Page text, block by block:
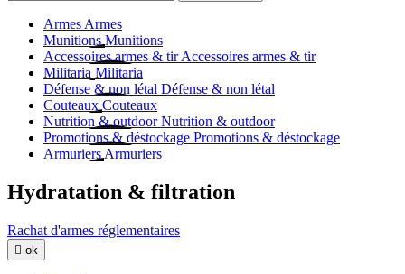
Armes Armes
Munitions Munitions
Accessoires armes & tir Accessoires armes & tir
Militaria Militaria
Défense & non létal Défense & non létal
Couteaux Couteaux
Nutrition & outdoor Nutrition & outdoor
Promotions & déstockage Promotions & déstockage
Armuriers Armuriers
Hydratation & filtration
Rachat d'armes réglementaires
 ok